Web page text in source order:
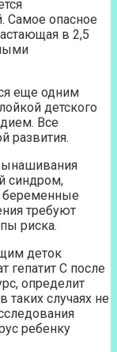
Самое опасное
в 2,5
еще одним
детского
Все
развития.
синдром,
требуют
риска.
деток
гепатит С после
определит
таких случаях не
ребенку